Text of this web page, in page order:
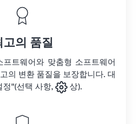
고의 품질
트웨어와 맞춤형 소프트웨어
의 변환 품질을 보장합니다. 대
정"(선택 사항,
상).